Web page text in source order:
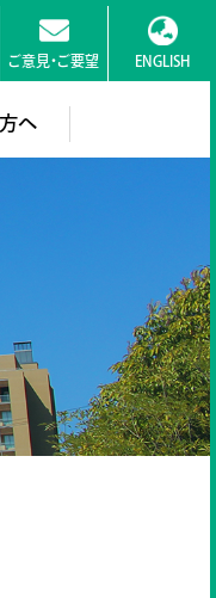
ご意見・ご要望 ENGLISH
へ